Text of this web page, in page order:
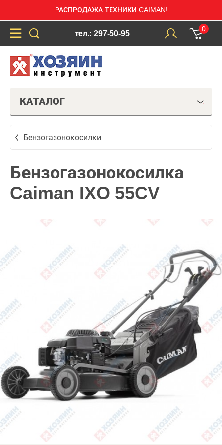
РАСПРОДАЖА ТЕХНИКИ CAIMAN!
тел.: 297-50-95
0
КАТАЛОГ
Бензогазонокосилки
Бензогазонокосилка
Caiman IXO 55CV